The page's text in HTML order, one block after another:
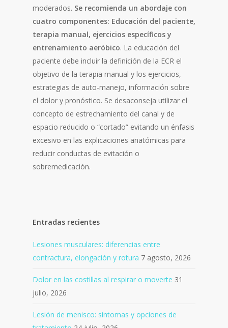
moderados. Se recomienda un abordaje con
cuatro componentes: Educación del paciente,
terapia manual, ejercicios específicos y
entrenamiento aeróbico. La educación del
paciente debe incluir la definición de la ECR el
objetivo de la terapia manual y los ejercicios,
estrategias de auto-manejo, información sobre
el dolor y pronóstico. Se desaconseja utilizar el
concepto de estrechamiento del canal y de
espacio reducido o “cortado” evitando un énfasis
excesivo en las explicaciones anatómicas para
reducir conductas de evitación o
sobremedicación.
Entradas recientes
Lesiones musculares: diferencias entre
contractura, elongación y rotura 7 agosto, 2026
Dolor en las costillas al respirar o moverte 31
julio, 2026
Lesión de menisco: síntomas y opciones de